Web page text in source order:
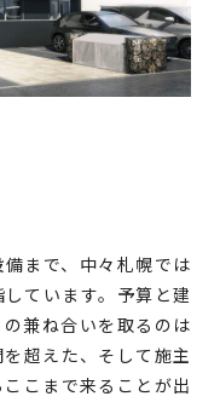
まで、中々札幌では
ています。予算と建
兼ね合いを取るのは
超えた、そして施主
こまで来ることが出